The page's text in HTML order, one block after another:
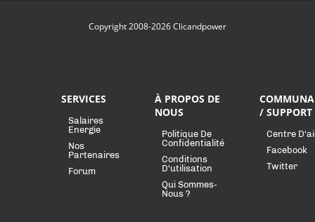
Copyright 2008-2026 Clicandpower
SERVICES
Salaires
Energie
Nos
Partenaires
Forum
À PROPOS DE
NOUS
Politique De
Confidentialité
Conditions
D'utilisation
Qui Sommes-
Nous ?
/ SUPPORT
Centre
Facebook
Twitter